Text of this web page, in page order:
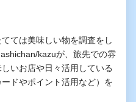
ては美味しい物を調査をし
kazuが、旅先での雰
いお店や日々活用している
ドやポイント活用など）を